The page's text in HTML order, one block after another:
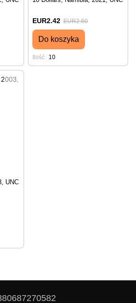
EUR2.42 EUR2.60
Do koszyka
Ilość 10
UNC